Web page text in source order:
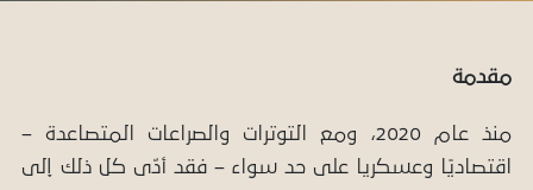
مقدمة
منذ عام 2020، ومع التوترات والصراعات المتصاعدة –
اقتصاديًا وعسكريا على حد سواء – فقد أدّى كل ذلك إلى